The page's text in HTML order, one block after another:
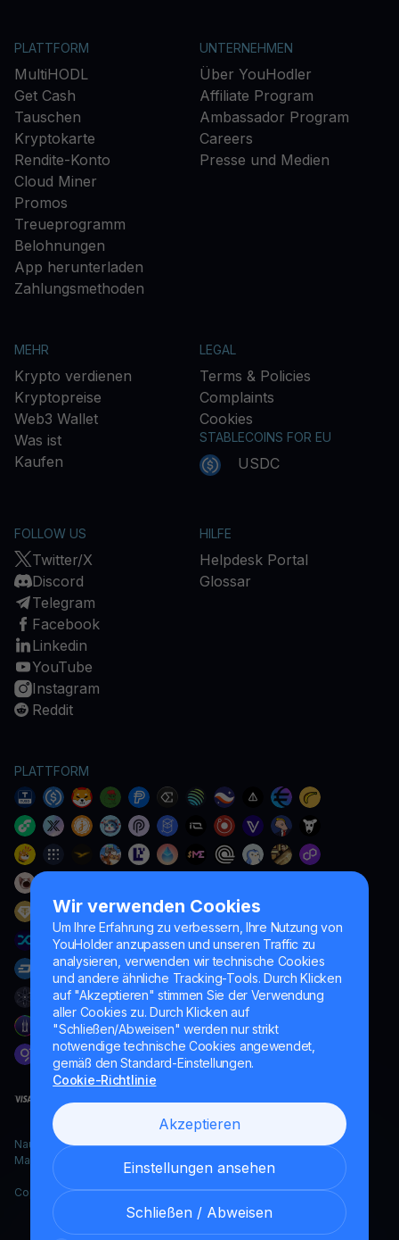
Wir verwenden Cookies
Um Ihre Erfahrung zu verbessern, Ihre Nutzung von
YouHolder anzupassen und unseren Traffic zu
analysieren, verwenden wir technische Cookies
und andere ähnliche Tracking-Tools. Durch Klicken
auf "Akzeptieren" stimmen Sie der Verwendung
aller Cookies zu. Durch Klicken auf
"Schließen/Abweisen" werden nur strikt
notwendige technische Cookies angewendet,
gemäß den Standard-Einstellungen.
Cookie-Richtlinie
Akzeptieren
Einstellungen ansehen
Schließen / Abweisen
PLATTFORM
MultiHODL
Get Cash
Tauschen
Kryptokarte
Rendite-Konto
Cloud Miner
Promos
Treueprogramm
Belohnungen
App herunterladen
Zahlungsmethoden
UNTERNEHMEN
Über YouHodler
Affiliate Program
Ambassador Program
Careers
Presse und Medien
MEHR
Krypto verdienen
Kryptopreise
Web3 Wallet
Was ist
Kaufen
LEGAL
Terms & Policies
Complaints
Cookies
STABLECOINS FOR EU
USDC
FOLLOW US
Twitter/X
Discord
Telegram
Facebook
Linkedin
YouTube
Instagram
Reddit
HILFE
Helpdesk Portal
Glossar
PLATTFORM
Naumard LTD. – ausschließlich für IT-Entwicklung, Forschung und
Marketingzwecke
Copyright YouHodler, 2026.